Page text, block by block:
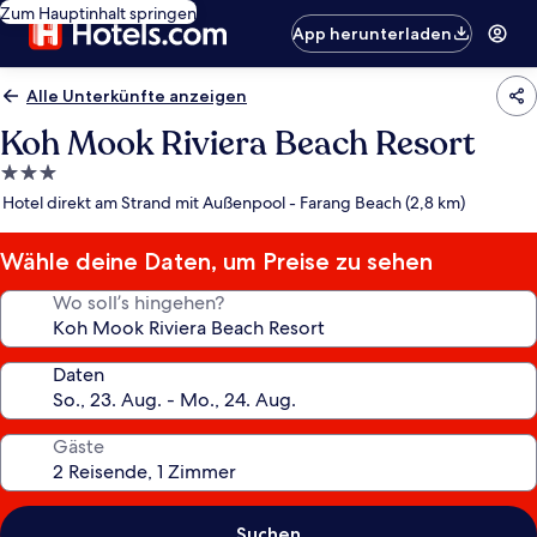
Zum Hauptinhalt springen
App herunterladen
Alle Unterkünfte anzeigen
Koh Mook Riviera Beach Resort
3.0-
Sterne-
Hotel direkt am Strand mit Außenpool - Farang Beach (2,8 km)
Wähle deine Daten, um Preise zu sehen
Wo soll’s hingehen?
Daten
Gäste